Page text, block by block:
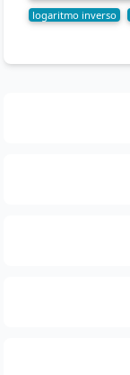
logaritmo inverso